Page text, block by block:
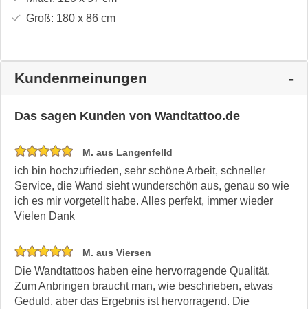
Groß: 180 x 86cm
Kundenmeinungen
Das sagen Kunden von Wandtattoo.de
M. aus Langenfelld
ich bin hochzufrieden, sehr schöne Arbeit, schneller
Service, die Wand sieht wunderschön aus, genau so wie
ich es mir vorgetellt habe. Alles perfekt, immer wieder
Vielen Dank
M. aus Viersen
Die Wandtattoos haben eine hervorragende Qualität.
Zum Anbringen braucht man, wie beschrieben, etwas
Geduld, aber das Ergebnis ist hervorragend. Die